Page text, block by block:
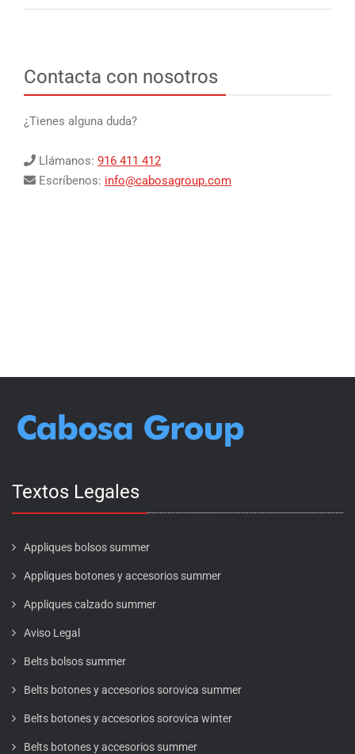
Contacta con nosotros
¿Tienes alguna duda?
Llámanos: 916 411 412
Escríbenos: info@cabosagroup.com
Textos Legales
Appliques bolsos summer
Appliques botones y accesorios summer
Appliques calzado summer
Aviso Legal
Belts bolsos summer
Belts botones y accesorios sorovica summer
Belts botones y accesorios sorovica winter
Belts botones y accesorios summer